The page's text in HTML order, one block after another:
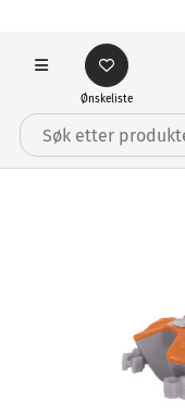
Ønskeliste